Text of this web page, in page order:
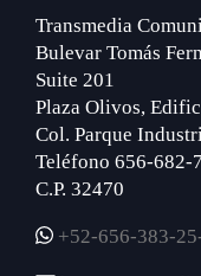
Transmedia
Bulevar Tomás
Suite 201
Plaza Olivos,
Col. Parque
Teléfono 656-682-
C.P. 32470
+52-656-383-